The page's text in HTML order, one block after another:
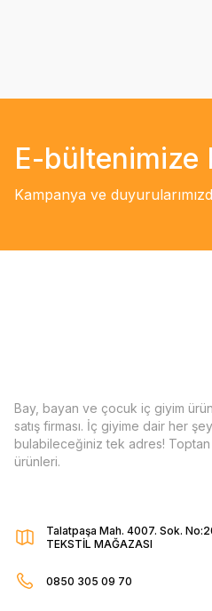
E-bültenimize
Kampanya ve
Bay, bayan ve çocuk iç giyim
satış firması. İç giyime dair her
bulabileceğiniz tek adres! Toptan
ürünleri.
Talatpaşa Mah. 4007. Sok.
TEKSTİL MAĞAZASI
0850 305 09 70